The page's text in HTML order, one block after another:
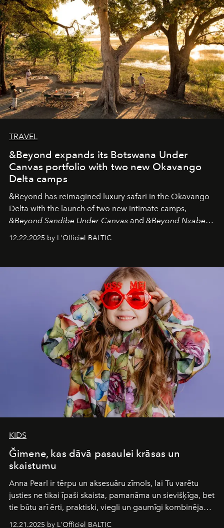
needs the art of reinterpretation. We have named this
look "Olivante".
TRAVEL
&Beyond expands its Botswana Under
Canvas portfolio with two new Okavango
Delta camps
&Beyond has reimagined luxury safari in the Okavango
Delta with the launch of two new intimate camps,
&Beyond Sandibe Under Canvas and &Beyond Nxabega
&Beyond Chobe Under Canvas
iconic wild places, a journey offering a rare combination
of adventure, intimacy, and sustainability.
is not a lodge — it’s the wild, felt, heard,
and breathed — an experience where comfort and
wilderness merge so completely that you become part
12.22.2025 by L'Officiel BALTIC
KIDS
Ğimene, kas dāvā pasaulei krāsas un
skaistumu
Anna Pearl ir tērpu un aksesuāru zīmols, lai Tu varētu
justies ne tikai īpaši skaista, pamanāma un sievišķīga, bet
tie būtu arī ērti, praktiski, viegli un gaumīgi kombinējami
12.21.2025 by L'Officiel BALTIC